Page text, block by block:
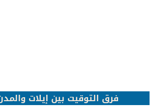
فرق التوقيت بين إيلات